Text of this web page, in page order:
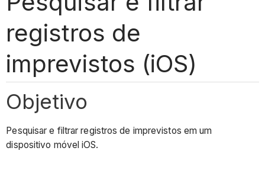
registros de
imprevistos (iOS)
Objetivo
Pesquisar e filtrar registros de imprevistos em um
dispositivo móvel iOS.